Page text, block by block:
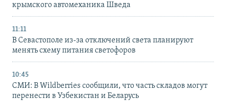
крымского автомеханика Шведа
11:11
В Севастополе из-за отключений света планируют
менять схему питания светофоров
10:45
СМИ: В Wildberries сообщили, что часть складов могут
перенести в Узбекистан и Беларусь